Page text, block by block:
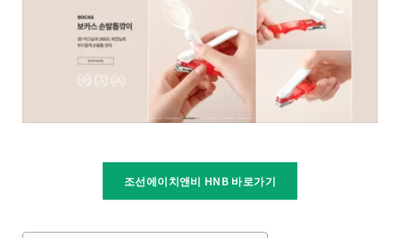
조선에이치앤비 HNB 바로가기